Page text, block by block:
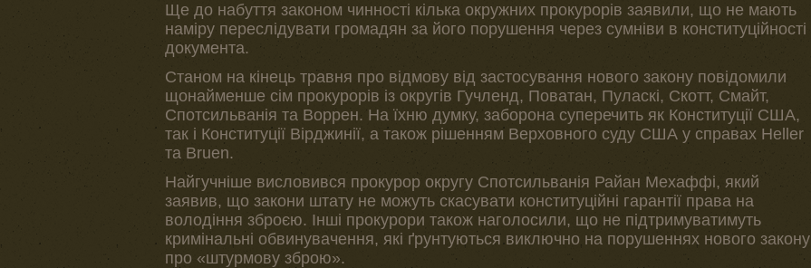
Ще до набуття законом чинності кілька окружних прокурорів заявили, що не мають
наміру переслідувати громадян за його порушення через сумніви в конституційності
документа.
Станом на кінець травня про відмову від застосування нового закону повідомили
щонайменше сім прокурорів із округів Гучленд, Поватан, Пуласкі, Скотт, Смайт,
Спотсильванія та Воррен. На їхню думку, заборона суперечить як Конституції США,
так і Конституції Вірджинії, а також рішенням Верховного суду США у справах Heller
та Bruen.
Найгучніше висловився прокурор округу Спотсильванія Райан Мехаффі, який
заявив, що закони штату не можуть скасувати конституційні гарантії права на
володіння зброєю. Інші прокурори також наголосили, що не підтримуватимуть
кримінальні обвинувачення, які ґрунтуються виключно на порушеннях нового закону
про «штурмову зброю».